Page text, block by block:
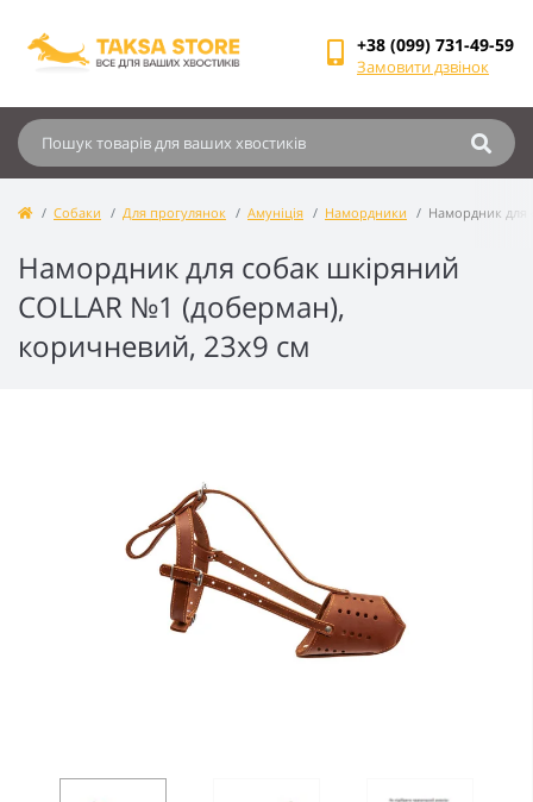
+38 (099) 731-49-59
Замовити дзвінок
Собаки Для прогулянок Амуніція Намордники Намордник для
Намордник для собак шкіряний
COLLAR №1 (доберман),
коричневий, 23х9 см